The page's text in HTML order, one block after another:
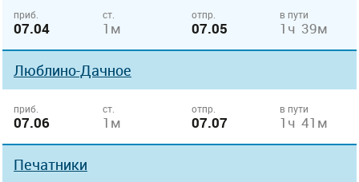
приб.
07.04
ст.
1м
отпр.
07.05
в пути
1ч 39м
Люблино-Дачное
приб.
07.06
ст.
1м
отпр.
07.07
в пути
1ч 41м
Печатники